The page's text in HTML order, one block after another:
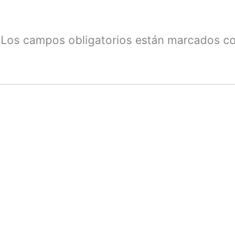
Los campos obligatorios están marcados